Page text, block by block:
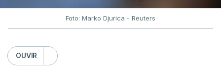
Foto: Marko Djurica - Reuters
OUVIR